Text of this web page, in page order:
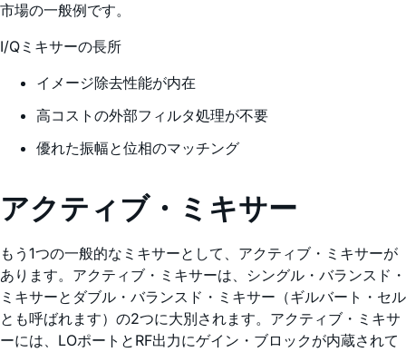
市場の一般例です。
I/Qミキサーの長所
イメージ除去性能が内在
高コストの外部フィルタ処理が不要
優れた振幅と位相のマッチング
アクティブ・ミキサー
もう1つの一般的なミキサーとして、アクティブ・ミキサーが
あります。アクティブ・ミキサーは、シングル・バランスド・
ミキサーとダブル・バランスド・ミキサー（ギルバート・セル
とも呼ばれます）の2つに大別されます。アクティブ・ミキサ
ーには、LOポートとRF出力にゲイン・ブロックが内蔵されて